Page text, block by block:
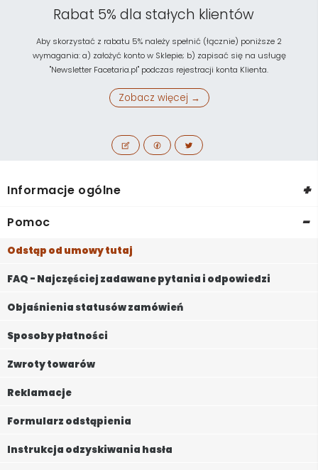
Rabat 5% dla stałych klientów
Aby skorzystać z rabatu 5% należy spełnić (łącznie) poniższe 2
wymagania: a) założyć konto w Sklepie; b) zapisać się na usługę
"Newsletter Facetaria.pl" podczas rejestracji konta Klienta.
Zobacz więcej →
Informacje ogólne +
Pomoc -
Odstąp od umowy tutaj
FAQ - Najczęściej zadawane pytania i odpowiedzi
Objaśnienia statusów zamówień
Sposoby płatności
Zwroty towarów
Reklamacje
Formularz odstąpienia
Instrukcja odzyskiwania hasła